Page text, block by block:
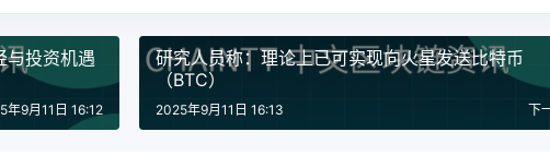
与投资机遇
年9月11日 16:12
研究人员称：理论上已可实现向火星发送比特币
（BTC）
下
2025年9月11日 16:13